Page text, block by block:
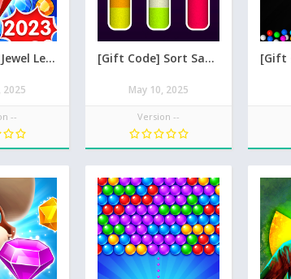
[Gift Code] Jewel Legend – Xếp Kim Cương mới nhất 08/2026
2025
--
[Gift Code] Sort Sand Puzzle mới nhất 08/2026
May 10, 2025
Version --